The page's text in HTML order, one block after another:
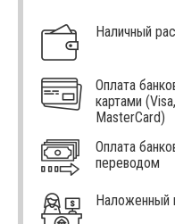
Наличный
Оплата
картами (Visa,
MasterCard)
Оплата
переводом
Наложенный